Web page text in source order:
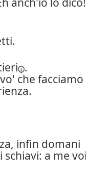
.
che facciamo
infin domani
a me